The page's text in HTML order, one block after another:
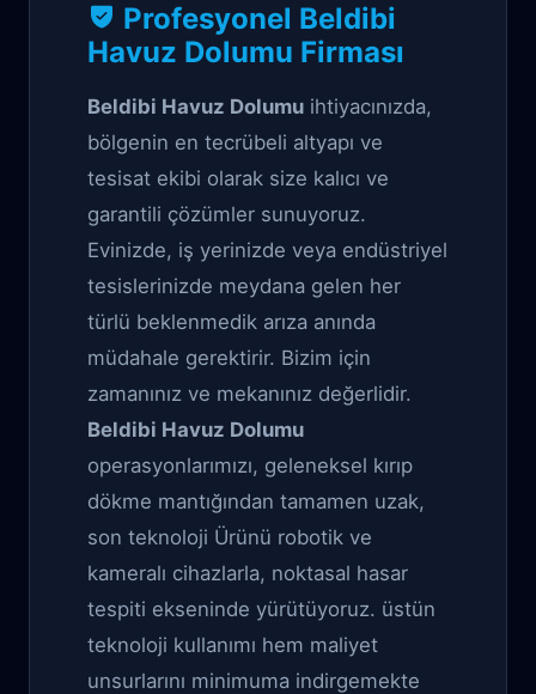
Beldibi Havuz
Dolumu
Profesyonel Beldibi
Havuz Dolumu Firması
Beldibi Havuz Dolumu ihtiyacınızda,
bölgenin en tecrübeli altyapı ve
tesisat ekibi olarak size kalıcı ve
garantili çözümler sunuyoruz.
Evinizde, iş yerinizde veya endüstriyel
tesislerinizde meydana gelen her
türlü beklenmedik arıza anında
müdahale gerektirir. Bizim için
zamanınız ve mekanınız değerlidir.
Beldibi Havuz Dolumu
operasyonlarımızı, geleneksel kırıp
dökme mantığından tamamen uzak,
son teknoloji Ürünü robotik ve
kameralı cihazlarla, noktasal hasar
tespiti ekseninde yürütüyoruz. üstün
teknoloji kullanımı hem maliyet
unsurlarını minimuma indirgemekte